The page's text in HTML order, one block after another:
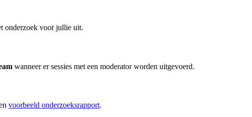
onderzoek voor jullie uit.
wanneer er sessies met een moderator worden uitgevoerd.
voorbeeld onderzoeksrapport.